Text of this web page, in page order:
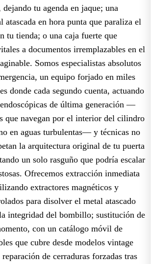
tu agenda en jaque; una
atascada en hora punta que paraliza el
tu tienda; o una caja fuerte que
a documentos irremplazables en el
Somos especialistas absolutos
un equipo forjado en miles
donde cada segundo cuenta, actuando
de última generación —
que navegan por el interior del cilindro
en aguas turbulentas— y técnicas no
la arquitectura original de tu puerta
un solo rasguño que podría escalar
Ofrecemos extracción inmediata
extractores magnéticos y
para disolver el metal atascado
integridad del bombillo; sustitución de
con un catálogo móvil de
que cubre desde modelos vintage
de cerraduras forzadas tras